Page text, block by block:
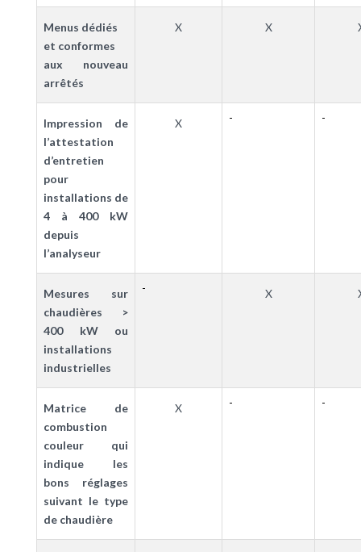
Menus dédiés
et conformes
aux nouveau
arrêtés
X X
Impression de
l’attestation
d’entretien
pour
installations de
4 à 400 kW
depuis
l’analyseur
X - -
Mesures sur
chaudières >
400 kW ou
installations
industrielles
- X
Matrice de
combustion
couleur qui
indique les
bons réglages
suivant le type
de chaudière
X - -